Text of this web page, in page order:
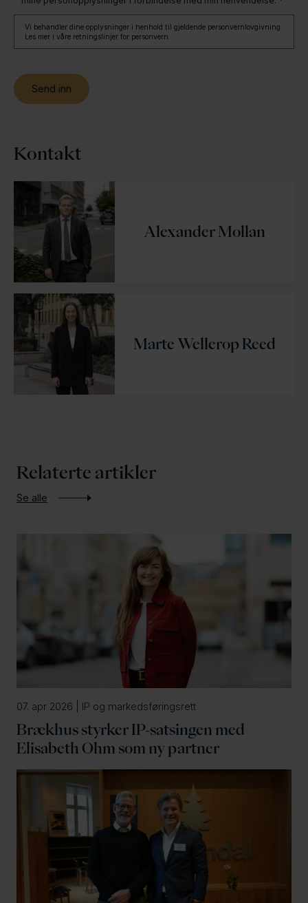
Vi behandler dine opplysninger i henhold til gjeldende personvernlovgivning.
Les mer i våre retningslinjer for personvern.
Kontakt
Alexander Mollan
Marte Wellerop Reed
Relaterte artikler
Se alle
07. apr 2026 | IP og markedsføringsrett
Brækhus styrker IP-satsingen med
Elisabeth Ohm som ny partner